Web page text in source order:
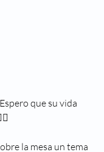
que su vida
la mesa un tema